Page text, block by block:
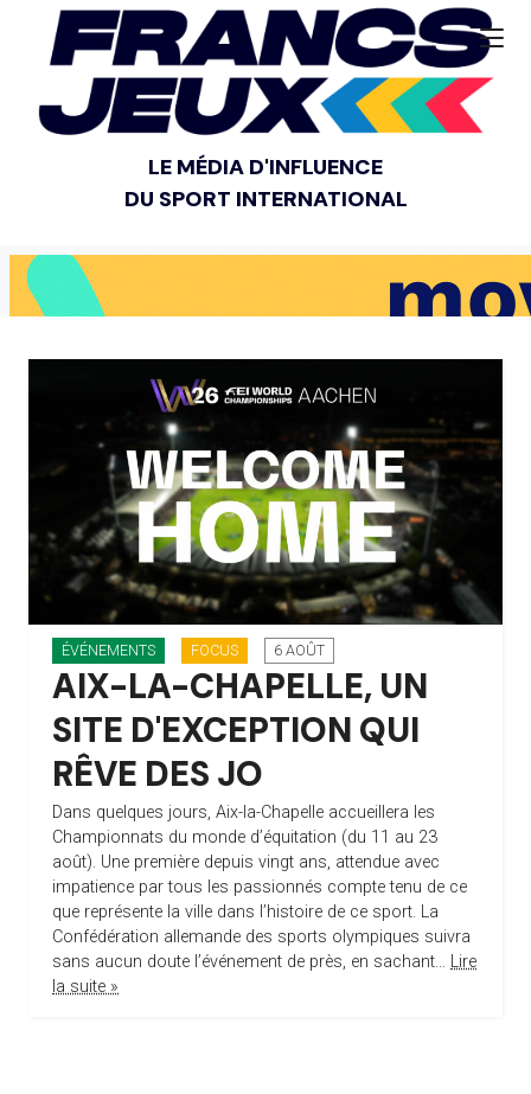
LE MÉDIA D'INFLUENCE
DU SPORT INTERNATIONAL
ÉVÉNEMENTS FOCUS 6 AOÛT
AIX-LA-CHAPELLE, UN
SITE D'EXCEPTION QUI
RÊVE DES JO
Dans quelques jours, Aix-la-Chapelle accueillera les
Championnats du monde d’équitation (du 11 au 23
août). Une première depuis vingt ans, attendue avec
impatience par tous les passionnés compte tenu de ce
que représente la ville dans l’histoire de ce sport. La
Confédération allemande des sports olympiques suivra
sans aucun doute l’événement de près, en sachant… Lire
la suite »